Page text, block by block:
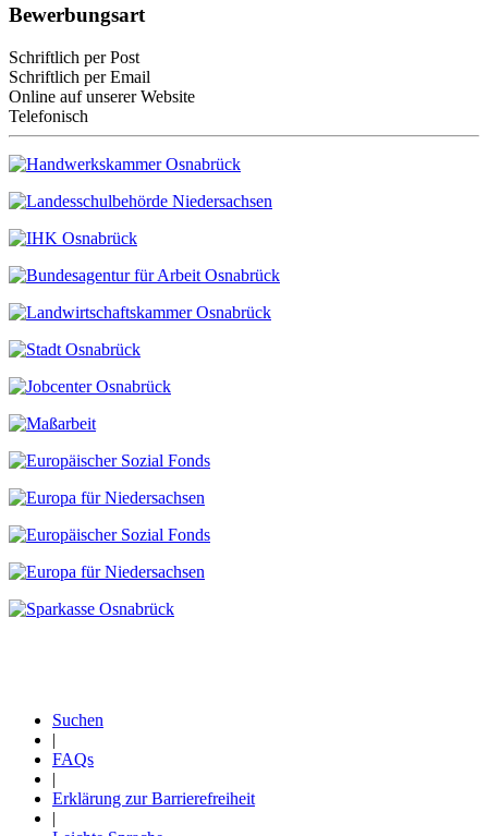
Bewerbungsart
Schriftlich per Post
Schriftlich per Email
Online auf unserer Website
Telefonisch
Fußzeile
Suchen
|
FAQs
|
Erklärung zur Barrierefreiheit
|